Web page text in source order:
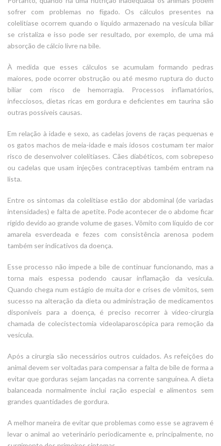
sofrer com problemas no fígado. Os cálculos presentes na
colelitíase ocorrem quando o líquido armazenado na vesícula biliar
se cristaliza e isso pode ser resultado, por exemplo, de uma má
absorção de cálcio livre na bile.
À medida que esses cálculos se acumulam formando pedras
maiores, pode ocorrer obstrução ou até mesmo ruptura do ducto
biliar com risco de hemorragia. Processos inflamatórios,
infecciosos, dietas ricas em gordura e deficientes em taurina são
outras possíveis causas.
Em relação à idade e sexo, as cadelas jovens de raças pequenas e
os gatos machos de meia-idade e mais idosos costumam ter maior
risco de desenvolver colelitíases. Cães diabéticos, com sobrepeso
ou cadelas que usam injeções contraceptivas também entram na
lista.
Entre os sintomas da colelitíase estão dor abdominal (de variadas
intensidades) e falta de apetite. Pode acontecer de o abdome ficar
rígido devido ao grande volume de gases. Vômito com líquido de cor
amarela esverdeada e fezes com consistência arenosa podem
também ser indicativos da doença.
Esse processo não impede a bile de continuar funcionando, mas a
torna mais espessa podendo causar inflamação da vesícula.
Quando chega num estágio de muita dor e crises de vômitos, sem
sucesso na alteração da dieta ou administração de medicamentos
disponíveis para a doença, é preciso recorrer à vídeo-cirurgia
chamada de colecistectomia videolaparoscópica para remoção da
vesícula.
Após a cirurgia são necessários outros cuidados. As refeições do
animal devem ser voltadas para compensar a falta de bile de forma a
evitar que gorduras sejam lançadas na corrente sanguínea. A dieta
balanceada normalmente inclui ração especial e alimentos sem
grandes quantidades de gordura.
A melhor maneira de evitar que problemas como esse se agravem é
levar o animal ao veterinário periodicamente e, principalmente, no